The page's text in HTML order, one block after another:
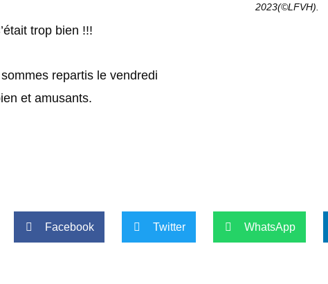
trop bien !!!
repartis le vendredi
et amusants.
2023(©LFVH).
Facebook Twitter WhatsApp